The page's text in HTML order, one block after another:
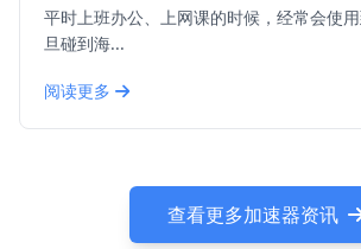
平时上班办公、上网课的时候，经常会使
旦碰到海...
阅读更多
查看更多加速器资讯